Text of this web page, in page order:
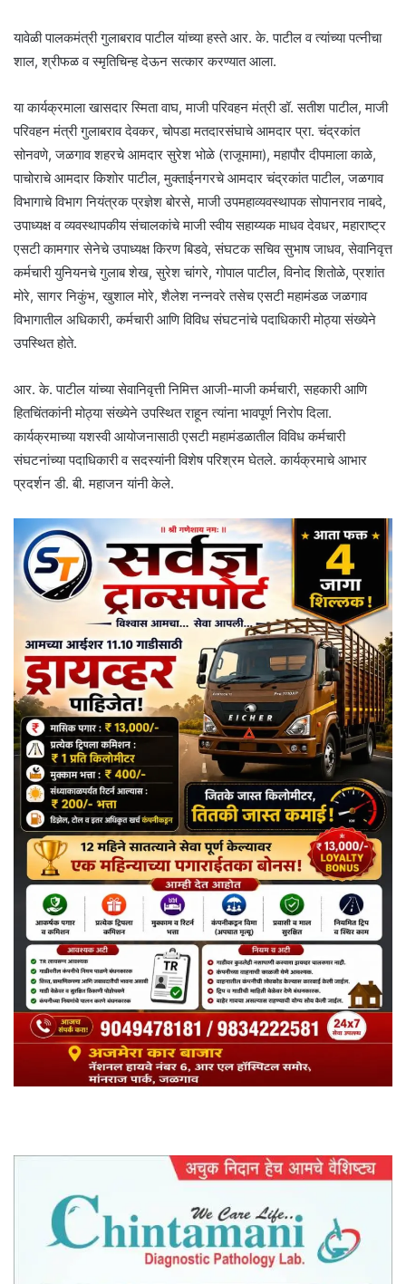
यावेळी पालकमंत्री गुलाबराव पाटील यांच्या हस्ते आर. के. पाटील व त्यांच्या पत्नीचा
शाल, श्रीफळ व स्मृतिचिन्ह देऊन सत्कार करण्यात आला.
या कार्यक्रमाला खासदार स्मिता वाघ, माजी परिवहन मंत्री डॉ. सतीश पाटील, माजी
परिवहन मंत्री गुलाबराव देवकर, चोपडा मतदारसंघाचे आमदार प्रा. चंद्रकांत
सोनवणे, जळगाव शहरचे आमदार सुरेश भोळे (राजूमामा), महापौर दीपमाला काळे,
पाचोराचे आमदार किशोर पाटील, मुक्ताईनगरचे आमदार चंद्रकांत पाटील, जळगाव
विभागाचे विभाग नियंत्रक प्रज्ञेश बोरसे, माजी उपमहाव्यवस्थापक सोपानराव नाबदे,
उपाध्यक्ष व व्यवस्थापकीय संचालकांचे माजी स्वीय सहाय्यक माधव देवधर, महाराष्ट्र
एसटी कामगार सेनेचे उपाध्यक्ष किरण बिडवे, संघटक सचिव सुभाष जाधव, सेवानिवृत्त
कर्मचारी युनियनचे गुलाब शेख, सुरेश चांगरे, गोपाल पाटील, विनोद शितोळे, प्रशांत
मोरे, सागर निकुंभ, खुशाल मोरे, शैलेश नन्नवरे तसेच एसटी महामंडळ जळगाव
विभागातील अधिकारी, कर्मचारी आणि विविध संघटनांचे पदाधिकारी मोठ्या संख्येने
उपस्थित होते.
आर. के. पाटील यांच्या सेवानिवृत्ती निमित्त आजी-माजी कर्मचारी, सहकारी आणि
हितचिंतकांनी मोठ्या संख्येने उपस्थित राहून त्यांना भावपूर्ण निरोप दिला.
कार्यक्रमाच्या यशस्वी आयोजनासाठी एसटी महामंडळातील विविध कर्मचारी
संघटनांच्या पदाधिकारी व सदस्यांनी विशेष परिश्रम घेतले. कार्यक्रमाचे आभार
प्रदर्शन डी. बी. महाजन यांनी केले.